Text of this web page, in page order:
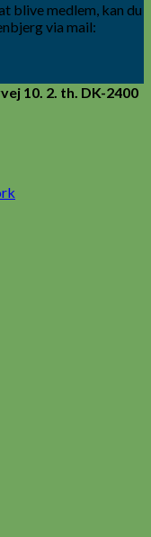
blive medlem, kan du
via mail:
10. 2. th. DK-2400